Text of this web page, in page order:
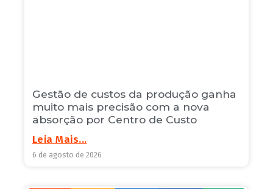
Gestão de custos da produção ganha
muito mais precisão com a nova
absorção por Centro de Custo
Leia Mais...
6 de agosto de 2026